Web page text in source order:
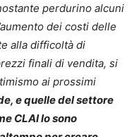
perdurino alcuni
dei costi delle
alla difficoltà di
finali di vendita, si
ai prossimi
e quelle del settore
CLAI lo sono